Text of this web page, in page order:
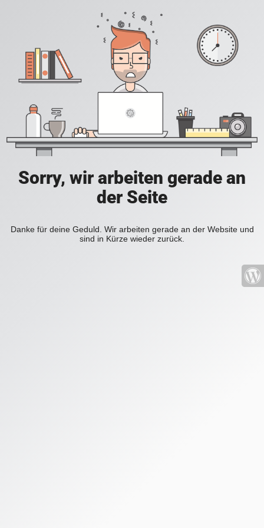
Sorry, wir arbeiten gerade an
der Seite
Danke für deine Geduld. Wir arbeiten gerade an der Website und
sind in Kürze wieder zurück.